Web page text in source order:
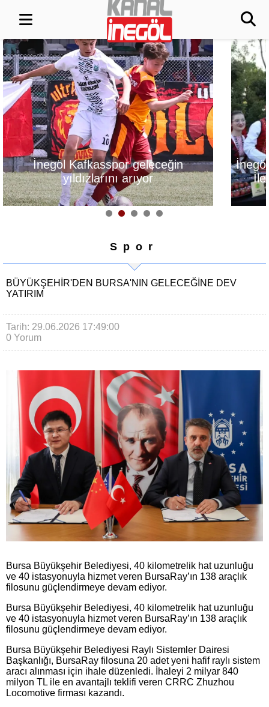
İnegöl, Gastronomi Festivali
İle Lezzetlerini Vitrine
Çıkarıyor
Alanyurt
Yapım
Spor
BÜYÜKŞEHIR'DEN BURSA'NIN GELECEĞINE DEV
YATIRIM
Tarih: 29.06.2026 17:49:00
0 Yorum
Bursa Büyükşehir Belediyesi, 40 kilometrelik hat uzunluğu
ve 40 istasyonuyla hizmet veren BursaRay’ın 138 araçlık
filosunu güçlendirmeye devam ediyor.
Bursa Büyükşehir Belediyesi, 40 kilometrelik hat uzunluğu
ve 40 istasyonuyla hizmet veren BursaRay’ın 138 araçlık
filosunu güçlendirmeye devam ediyor.
Bursa Büyükşehir Belediyesi Raylı Sistemler Dairesi
Başkanlığı, BursaRay filosuna 20 adet yeni hafif raylı sistem
aracı alınması için ihale düzenledi. İhaleyi 2 milyar 840
milyon TL ile en avantajlı teklifi veren CRRC Zhuzhou
Locomotive firması kazandı.